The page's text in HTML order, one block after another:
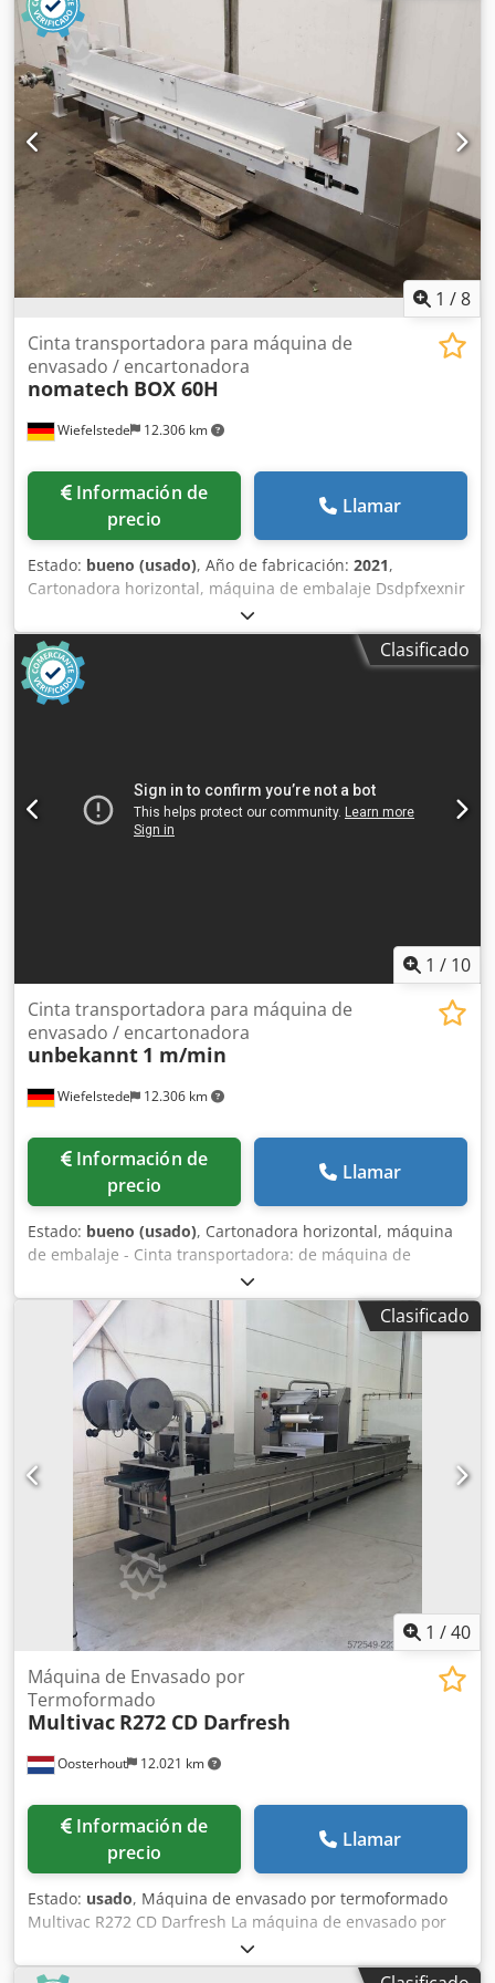
comprimido: 6-10 bar Alimentación: 400 V – 50 Hz, trifásica
Opciones disponibles: Prensa de 2 o 4 pistones Polipasto
reforzado Cuna motorizada para rollos de personalización
adicionales Kit de evacuación de residuos de polietileno
estado. Fabricante: Multi Weigh, Delta Pack Modelo: MKW:
HDW10 3,5, para bolsas tipo «flow pack»: DE420 FU
Djdpfxjzlnbwe Abyeck Año de fabricación: 2004 Estado:
bueno ID de categoría: 703 Tipo: Báscula de múltiples
cabezales con máquina para bolsas tipo «flow pack» Si
tiene alguna pregunta o necesita más información, no
dude en enviarnos un mensaje o llamarnos.
1 /8
Wiefelstede 12.306 km
Cinta transportadora para máquina de
envasado / encartonadora
nomatech BOX 60H
Información de
precio
Llamar
Estado: bueno (usado), Año de fabricación: 2021,
Cartonadora horizontal, máquina de embalaje Dsdpfxexnir
Nj Abyjck -Fabricante: nomatech, cinta transportadora de
máquina de embalaje/cartonadora BOX 60H -Tipo: BOX
60H -Ancho de banda: 230 mm -Oferta/Precio: completo -
Dimensiones: 3330/600/H730 mm -Peso: 264 kg
Clasificado
1 / 10
Wiefelstede 12.306 km
Cinta transportadora para máquina de
envasado / encartonadora
unbekannt 1 m/min
Información de
precio
Llamar
Estado: bueno (usado), Cartonadora horizontal, máquina
de embalaje - Cinta transportadora: de máquina de
embalaje/cartonadora - Velocidad: 1 m/min - Longitud de
la cinta: 1335 mm - Ancho de cartón: regulable
Dcodpfexnirpox Abyok - Dimensiones: 1670/1000/Al530
mm - Peso: 100 kg
Clasificado
1 /40
Oosterhout 12.021 km
Máquina de Envasado por
Termoformado
Multivac R272 CD Darfresh
Información de
precio
Llamar
Estado: usado, Máquina de envasado por termoformado
Multivac R272 CD Darfresh La máquina de envasado por
termoformado Multivac R272 CD Darfresh (MultiFresh) está
diseñada para envasar productos en atractivos envases al